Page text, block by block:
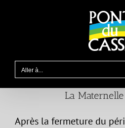
Aller à...
La
Après la fermeture du